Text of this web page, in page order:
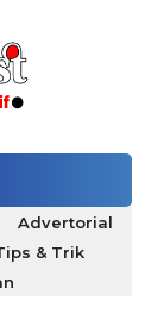
Advertorial
& Trik